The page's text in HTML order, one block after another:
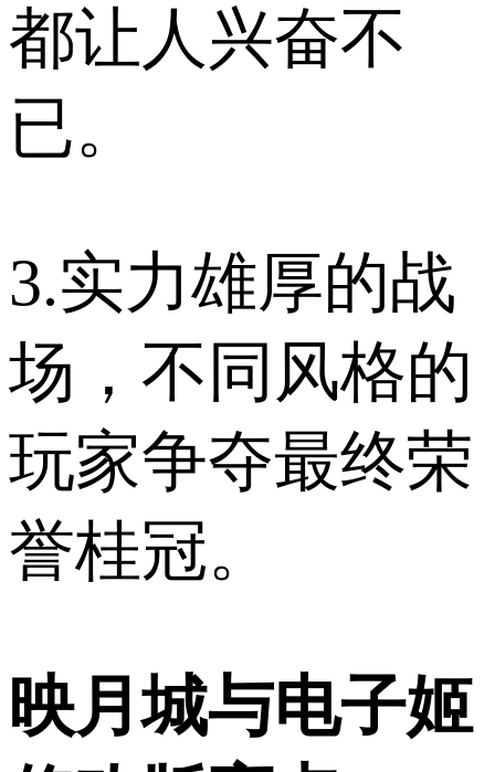
都让人兴奋不
已。
3.实力雄厚的战
场，不同风格的
玩家争夺最终荣
誉桂冠。
映月城与电子姬